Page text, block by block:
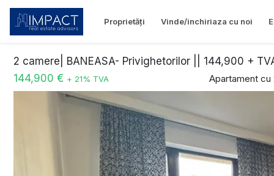
Proprietăți Vinde/inchiriaza cu noi
2 camere| BANEASA- Privighetorilor || 144,900 +
144,900 € + 21% TVA Apartament cu